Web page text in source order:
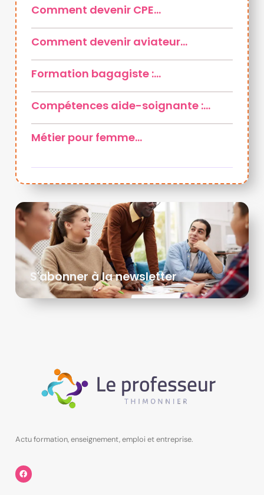
Comment devenir CPE…
Comment devenir aviateur…
Formation bagagiste :…
Compétences aide-soignante :…
Métier pour femme…
S'abonner à la newsletter
Actu formation, enseignement, emploi et entreprise.